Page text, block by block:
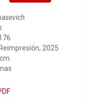
2025